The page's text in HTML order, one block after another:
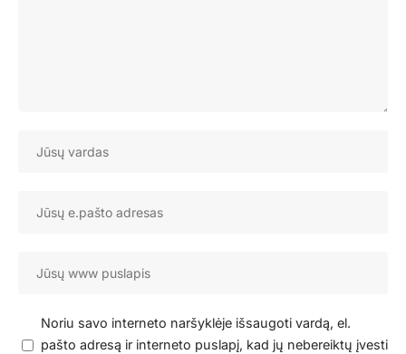
Noriu savo interneto naršyklėje išsaugoti vardą, el.
pašto adresą ir interneto puslapį, kad jų nebereiktų įvesti